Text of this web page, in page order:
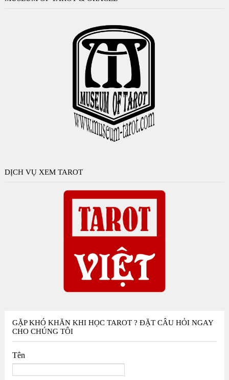
DỊCH VỤ XEM TAROT
GẶP KHÓ KHĂN KHI HỌC TAROT ? ĐẶT CÂU HỎI NGAY
CHO CHÚNG TÔI
Tên